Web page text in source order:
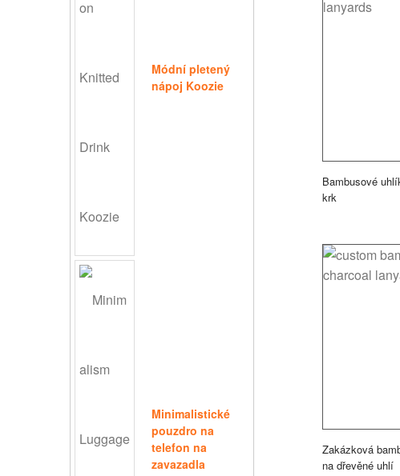
Módní pletený
nápoj Koozie
Minimalistické
pouzdro na
telefon na
zavazadla
Bambusové
krk
Zakázková
na dřevěné uhlí